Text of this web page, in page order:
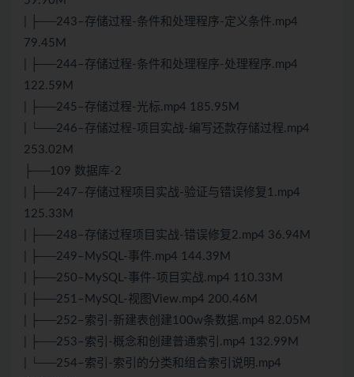
| ├──243–存储过程-条件和处理程序-定义条件.mp4
79.45M
| ├──244–存储过程-条件和处理程序-处理程序.mp4
122.59M
| ├──245–存储过程-光标.mp4 185.95M
| └──246–存储过程-项目实战-编写还款存储过程.mp4
253.02M
├──109 数据库-2
| ├──247–存储过程项目实战-验证与错误修复1.mp4
125.33M
| ├──248–存储过程项目实战-错误修复2.mp4 36.94M
| ├──249–MySQL-事件.mp4 144.39M
| ├──250–MySQL-事件-项目实战.mp4 110.33M
| ├──251–MySQL-视图View.mp4 200.46M
| ├──252–索引-新建表创建100w条数据.mp4 82.05M
| ├──253–索引-概念和创建普通索引.mp4 132.99M
| └──254–索引-索引的分类和组合索引说明.mp4